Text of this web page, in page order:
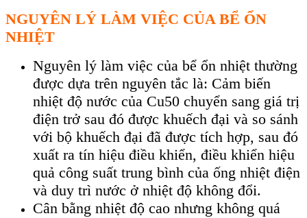
NGUYÊN LÝ LÀM VIỆC CỦA BỂ ỔN
NHIỆT
Nguyên lý làm việc của bể ổn nhiệt thường
được dựa trên nguyên tắc là: Cảm biến
nhiệt độ nước của Cu50 chuyển sang giá trị
điện trở sau đó được khuếch đại và so sánh
với bộ khuếch đại đã được tích hợp, sau đó
xuất ra tín hiệu điều khiển, điều khiển hiệu
quả công suất trung bình của ống nhiệt điện
và duy trì nước ở nhiệt độ không đổi.
Cân bằng nhiệt độ cao nhưng không quá